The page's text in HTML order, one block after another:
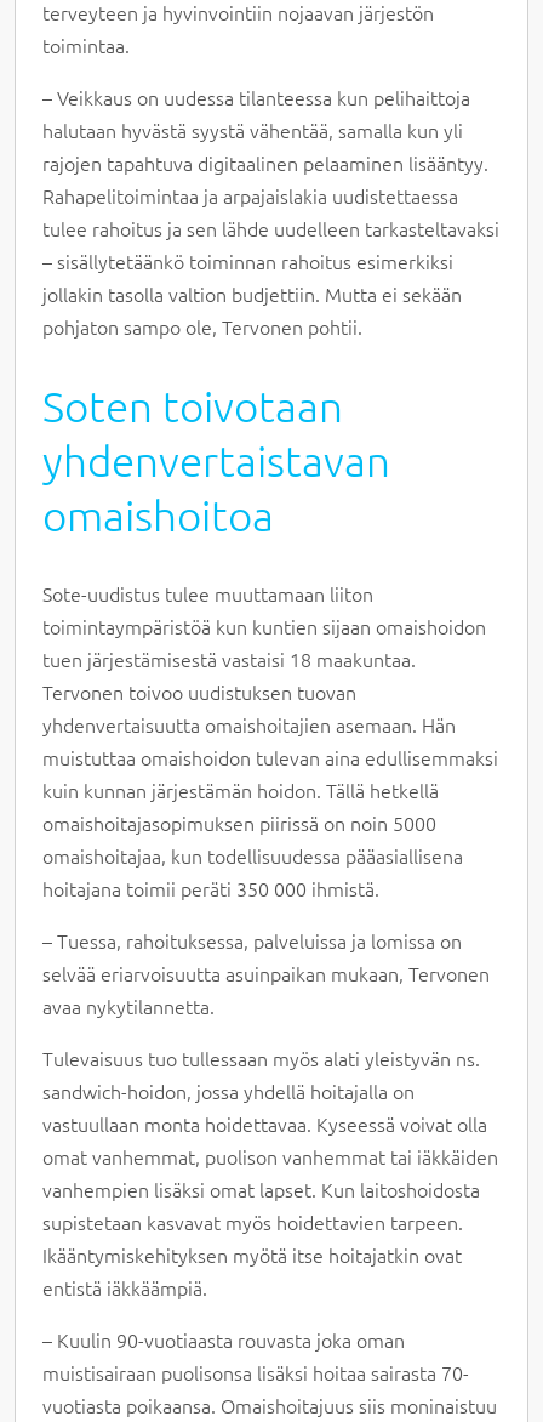
terveyteen ja hyvinvointiin nojaavan järjestön
toimintaa.
– Veikkaus on uudessa tilanteessa kun pelihaittoja
halutaan hyvästä syystä vähentää, samalla kun yli
rajojen tapahtuva digitaalinen pelaaminen lisääntyy.
Rahapelitoimintaa ja arpajaislakia uudistettaessa
tulee rahoitus ja sen lähde uudelleen tarkasteltavaksi
– sisällytetäänkö toiminnan rahoitus esimerkiksi
jollakin tasolla valtion budjettiin. Mutta ei sekään
pohjaton sampo ole, Tervonen pohtii.
Soten toivotaan
yhdenvertaistavan
omaishoitoa
Sote-uudistus tulee muuttamaan liiton
toimintaympäristöä kun kuntien sijaan omaishoidon
tuen järjestämisestä vastaisi 18 maakuntaa.
Tervonen toivoo uudistuksen tuovan
yhdenvertaisuutta omaishoitajien asemaan. Hän
muistuttaa omaishoidon tulevan aina edullisemmaksi
kuin kunnan järjestämän hoidon. Tällä hetkellä
omaishoitajasopimuksen piirissä on noin 5000
omaishoitajaa, kun todellisuudessa pääasiallisena
hoitajana toimii peräti 350 000 ihmistä.
– Tuessa, rahoituksessa, palveluissa ja lomissa on
selvää eriarvoisuutta asuinpaikan mukaan, Tervonen
avaa nykytilannetta.
Tulevaisuus tuo tullessaan myös alati yleistyvän ns.
sandwich-hoidon, jossa yhdellä hoitajalla on
vastuullaan monta hoidettavaa. Kyseessä voivat olla
omat vanhemmat, puolison vanhemmat tai iäkkäiden
vanhempien lisäksi omat lapset. Kun laitoshoidosta
supistetaan kasvavat myös hoidettavien tarpeen.
Ikääntymiskehityksen myötä itse hoitajatkin ovat
entistä iäkkäämpiä.
– Kuulin 90-vuotiaasta rouvasta joka oman
muistisairaan puolisonsa lisäksi hoitaa sairasta 70-
vuotiasta poikaansa. Omaishoitajuus siis moninaistuu